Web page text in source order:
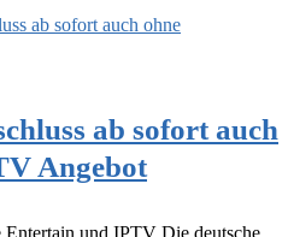
ab sofort auch
Angebot
und IPTV Die deutsche